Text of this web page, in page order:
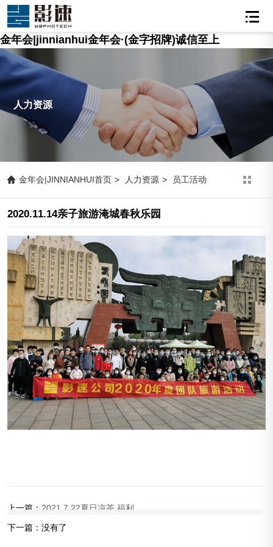
金年会|jinnianhui金年会·(金字招牌)诚信至上
人力资源
金年会|JINNIANHUI首页 > 人力资源 > 员工活动
2020.11.14亲子旅游淹城春秋乐园
上一篇： 2021.7.22夏日凉茶 福利
下一篇： 没有了